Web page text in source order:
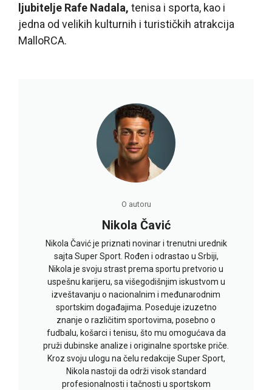
ljubitelje Rafe Nadala, tenisa i sporta, kao i
jedna od velikih kulturnih i turističkih atrakcija
MalloRCA.
O autoru
Nikola Čavić
Nikola Čavić je priznati novinar i trenutni urednik
sajta Super Sport. Rođen i odrastao u Srbiji,
Nikola je svoju strast prema sportu pretvorio u
uspešnu karijeru, sa višegodišnjim iskustvom u
izveštavanju o nacionalnim i međunarodnim
sportskim događajima. Poseduje izuzetno
znanje o različitim sportovima, posebno o
fudbalu, košarci i tenisu, što mu omogućava da
pruži dubinske analize i originalne sportske priče.
Kroz svoju ulogu na čelu redakcije Super Sport,
Nikola nastoji da održi visok standard
profesionalnosti i tačnosti u sportskom